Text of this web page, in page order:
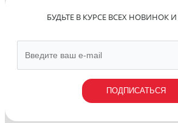
БУДЬТЕ В КУРСЕ ВСЕХ НОВИНОК
ПОДПИСАТЬСЯ